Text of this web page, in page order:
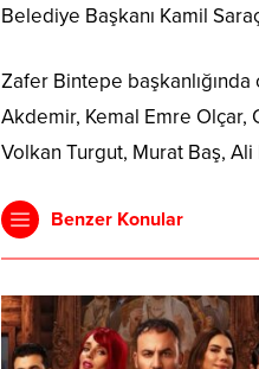
Belediye Başkanı Kamil
Zafer Bintepe
Akdemir, Kemal Emre Olçar,
Volkan Turgut, Murat Baş, Ali
Benzer Konular